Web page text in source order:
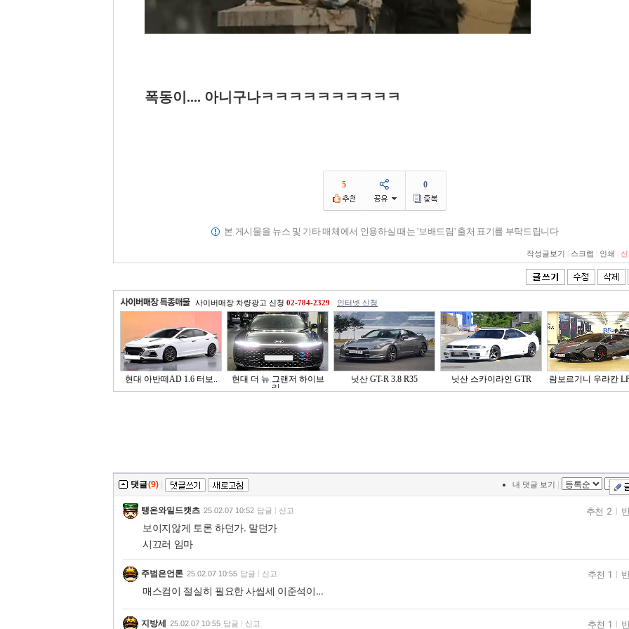
폭동이.... 아니구나ㅋㅋㅋㅋㅋㅋㅋㅋㅋㅋ
5 0
본 게시물을 뉴스 및 기타 매체에서 인용하실 때는 '보배드림' 출처 표기를 부탁드립니다
작성글보기 스크랩 인쇄
사이버매장 차량광고 신청 02-784-2329 인터넷 신청
현대 아반떼AD 1.6 터보..
현대 더 뉴 그랜저 하이브
리..
닛산 GT-R 3.8 R35 닛산 스카이라인 GTR 람보르기니 우라칸
댓글(9) 내 댓글 보기
탱온와일드캣츠 25.02.07 10:52 답글 신고
보이지않게 토론 하던가. 말던가
시끄러 임마
추천 2
주범은언론 25.02.07 10:55 답글 신고
매스컴이 절실히 필요한 사씹세 이준석이...
추천 1
지방세 25.02.07 10:55 답글 신고 추천 1